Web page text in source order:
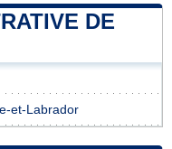
DE
et-Labrador